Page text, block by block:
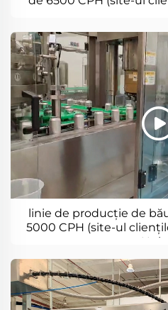
linie de producție de
5000 CPH (site-ul